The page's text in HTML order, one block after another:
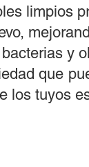
limpios
y
que
los tuyos